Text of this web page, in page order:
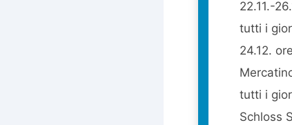
22.11.-
tutti i
24.12.
tutti i
Schloss